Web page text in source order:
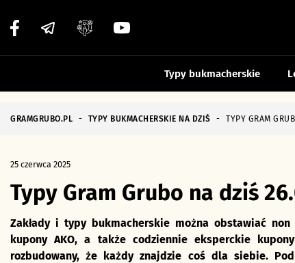
Typy bukmacherskie
GRAMGRUBO.PL - TYPY BUKMACHERSKIE NA DZIŚ - TYPY GRAM
25 czerwca 2025
Typy Gram Grubo na dziś
Zakłady i typy bukmacherskie można obstawiać
kupony AKO, a także codziennie eksperckie
rozbudowany, że każdy znajdzie coś dla siebie.